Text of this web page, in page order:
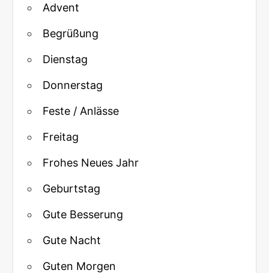
Advent
Begrüßung
Dienstag
Donnerstag
Feste / Anlässe
Freitag
Frohes Neues Jahr
Geburtstag
Gute Besserung
Gute Nacht
Guten Morgen